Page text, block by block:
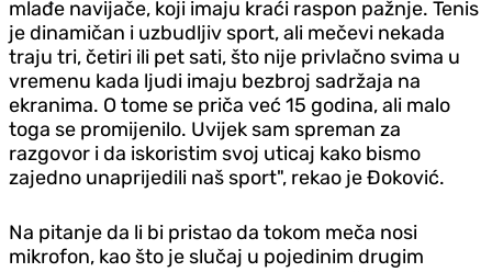
mlađe navijače, koji imaju kraći raspon pažnje. Tenis
je dinamičan i uzbudljiv sport, ali mečevi nekada
traju tri, četiri ili pet sati, što nije privlačno svima u
vremenu kada ljudi imaju bezbroj sadržaja na
ekranima. O tome se priča već 15 godina, ali malo
toga se promijenilo. Uvijek sam spreman za
razgovor i da iskoristim svoj uticaj kako bismo
zajedno unaprijedili naš sport", rekao je Đoković.
Na pitanje da li bi pristao da tokom meča nosi
mikrofon, kao što je slučaj u pojedinim drugim